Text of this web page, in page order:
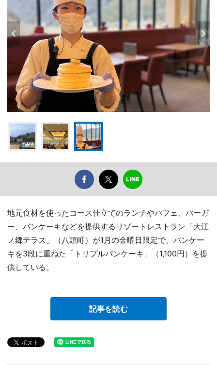
地元食材を使ったコース仕立てのランチやパフェ、バーガ
ー、パンケーキなどを提供するリゾートレストラン「大江
ノ郷テラス」（八頭町）が1月の金曜日限定で、パンケー
キを3段に重ねた「トリプルパンケーキ」（1,100円）を提
供している。
記事を読む